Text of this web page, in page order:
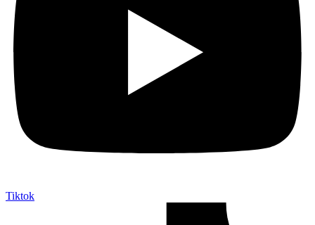
Tiktok